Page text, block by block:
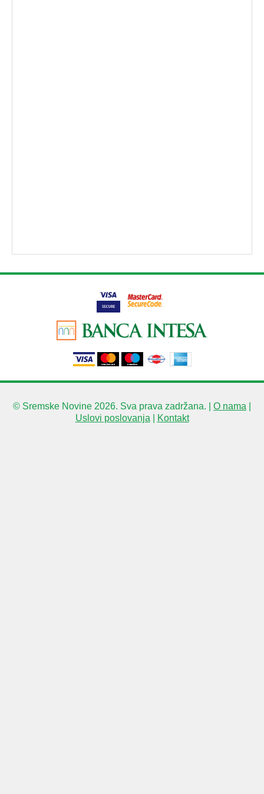
© Sremske Novine 2026. Sva prava zadržana. | O nama
Uslovi poslovanja| Kontakt